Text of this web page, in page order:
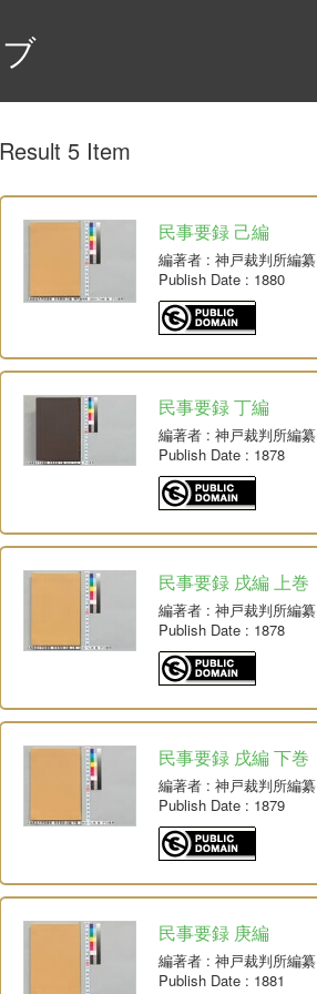
Result 5 Item
民事要録 己編
編著者: 神戸裁判所編纂
Publish Date: 1880
民事要録 丁編
編著者: 神戸裁判所編纂
Publish Date: 1878
民事要録 戌編 上巻
編著者: 神戸裁判所編纂
Publish Date: 1878
民事要録 戌編 下巻
編著者: 神戸裁判所編纂
Publish Date: 1879
民事要録 庚編
編著者: 神戸裁判所編纂
Publish Date: 1881